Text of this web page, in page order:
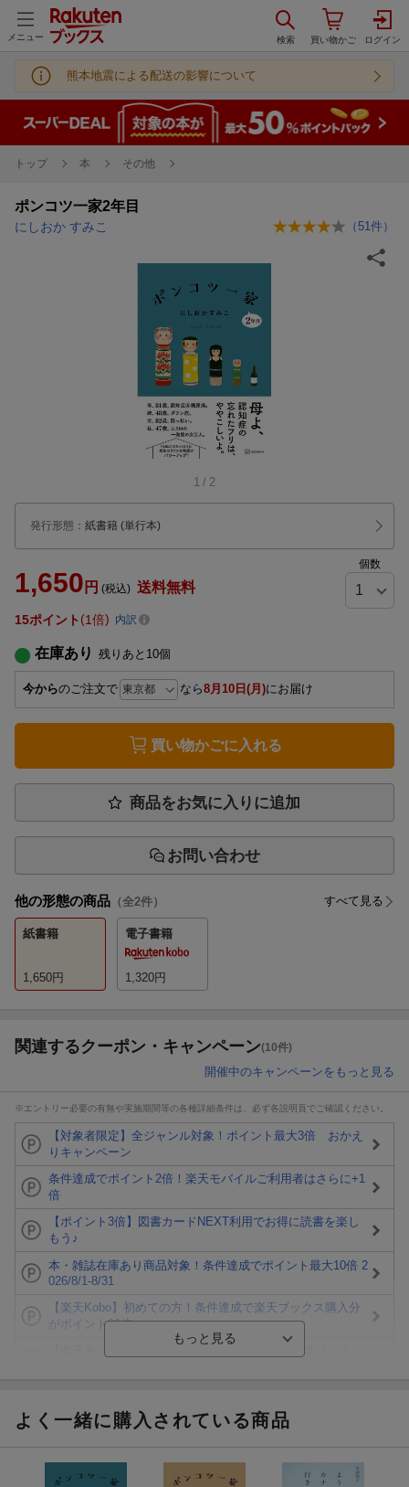
メニュー
熊本地震による配送の影響について
トップ 本 その他
ポンコツ一家2年目
にしおか すみこ （51 件）
1 / 2
発行形態 ： 紙書籍 (単行本)
1,650 円 (税込) 送料無料
個数
15ポイント 1倍 内訳
在庫あり 残りあと 10個
今からのご注文で なら8月10日(月)にお届け
買い物かごに入れる
商品をお気に入りに追加
お問い合わせ
他の形態の商品 （全2件） すべて見る
紙書籍
1,650円
電子書籍
1,320円
関連するクーポン・キャンペーン(10件)
開催中のキャンペーンをもっと見る
※エントリー必要の有無や実施期間等の各種詳細条件は、必ず各説明頁でご確認ください。
【対象者限定】全ジャンル対象！ポイント最大3倍 おかえ
りキャンペーン
条件達成でポイント2倍！楽天モバイルご利用者はさらに+1
倍
【ポイント3倍】図書カードNEXT利用でお得に読書を楽し
もう♪
本・雑誌在庫あり商品対象！条件達成でポイント最大10倍 2
026/8/1-8/31
【楽天Kobo】初めての方！条件達成で楽天ブックス購入分
がポイント20倍
ト山分け
エントリー＆3,000円以上購入で無料データSIM（3GB/月プ
よく一緒に購入されている商品